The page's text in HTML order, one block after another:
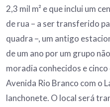
2,3 mil m² e que inclui um
de rua – a ser transferido
quadra –, um antigo
de um ano por um grupo
moradia conhecidos e
Avenida Rio Branco com o
lanchonete. O local será